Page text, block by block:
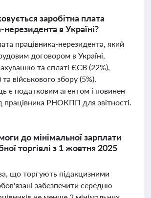
заробітна плата
нерезидента в Україні?
працівника-нерезидента, який
договором в Україні,
та сплаті ЄСВ (22%),
військового збору (5%).
є податковим агентом і повинен
працівника РНОКПП для звітності.
до мінімальної зарплати
торгівлі з 1 жовтня 2025
що торгують підакцизними
забезпечити середню